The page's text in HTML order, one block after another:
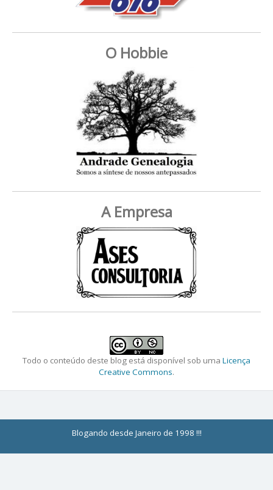
O Hobbie
A Empresa
Todo o conteúdo deste blog está disponível sob uma Licença
Creative Commons.
Blogando desde Janeiro de 1998 !!!